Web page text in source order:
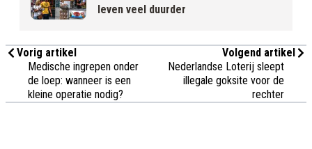
leven veel duurder
Vorig artikel
Medische ingrepen onder
de loep: wanneer is een
kleine operatie nodig?
Volgend artikel
Nederlandse Loterij sleept
illegale goksite voor de
rechter